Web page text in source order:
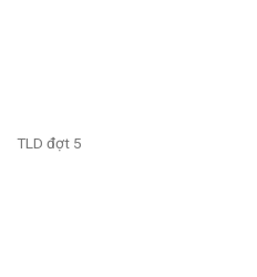
TLD đợt 5